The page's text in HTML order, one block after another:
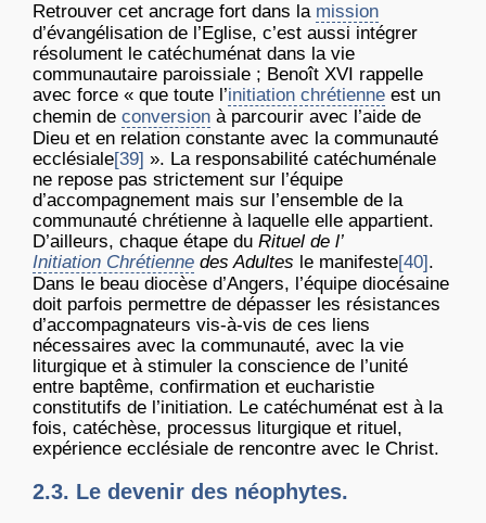
Retrouver cet ancrage fort dans la mission
d’évangélisation de l’Eglise, c’est aussi intégrer
résolument le catéchuménat dans la vie
communautaire paroissiale ; Benoît XVI rappelle
avec force « que toute l’initiation chrétienne est un
chemin de conversion à parcourir avec l’aide de
Dieu et en relation constante avec la communauté
ecclésiale[39] ». La responsabilité catéchuménale
ne repose pas strictement sur l’équipe
d’accompagnement mais sur l’ensemble de la
communauté chrétienne à laquelle elle appartient.
D’ailleurs, chaque étape du Rituel de l’
Initiation Chrétienne des Adultes le manifeste[40] .
Dans le beau diocèse d’Angers, l’équipe diocésaine
doit parfois permettre de dépasser les résistances
d’accompagnateurs vis-à-vis de ces liens
nécessaires avec la communauté, avec la vie
liturgique et à stimuler la conscience de l’unité
entre baptême, confirmation et eucharistie
constitutifs de l’initiation. Le catéchuménat est à la
fois, catéchèse, processus liturgique et rituel,
expérience ecclésiale de rencontre avec le Christ.
2.3. Le devenir des néophytes.